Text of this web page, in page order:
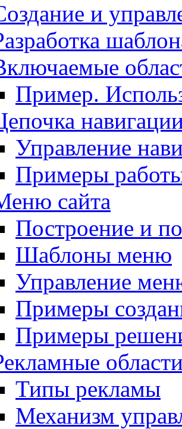
и
Пример.
Управление
Примеры
сайта
Построение и
Шаблоны меню
Управление
Примеры
Примеры
Типы рекламы
Механизм